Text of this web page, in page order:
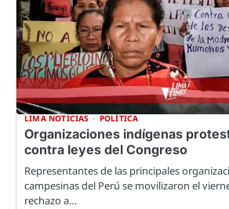
LIMA NOTICIAS POLÍTICA
Organizaciones indígenas
contra leyes del Congreso
Representantes de las principales
campesinas del Perú se movilizaron el
rechazo a…